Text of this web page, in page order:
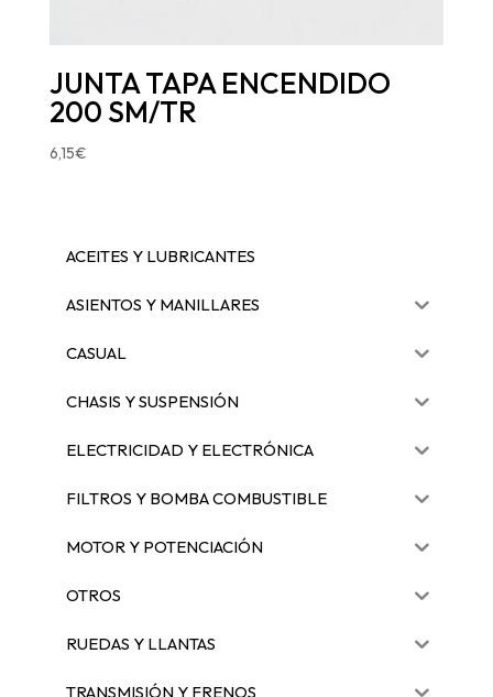
JUNTA TAPA ENCENDIDO
200 SM/TR
6,15€
ACEITES Y LUBRICANTES
ASIENTOS Y MANILLARES
CASUAL
CHASIS Y SUSPENSIÓN
ELECTRICIDAD Y ELECTRÓNICA
FILTROS Y BOMBA COMBUSTIBLE
MOTOR Y POTENCIACIÓN
OTROS
RUEDAS Y LLANTAS
TRANSMISIÓN Y FRENOS